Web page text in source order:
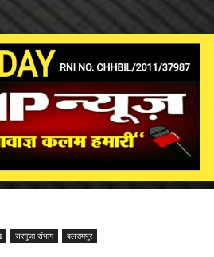
सरगुजा संभाग बलरामपुर